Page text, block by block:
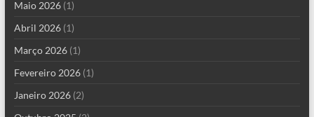
Maio 2026(1)
Abril 2026(1)
Março 2026(1)
Fevereiro 2026(1)
Janeiro 2026(2)